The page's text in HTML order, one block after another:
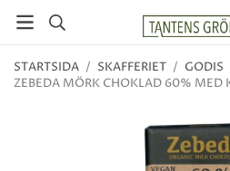
STARTSIDA / SKAFFERIET / GODIS
ZEBEDA MÖRK CHOKLAD 60% MED